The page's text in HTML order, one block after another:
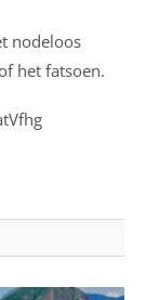
nodeloos
het fatsoen.